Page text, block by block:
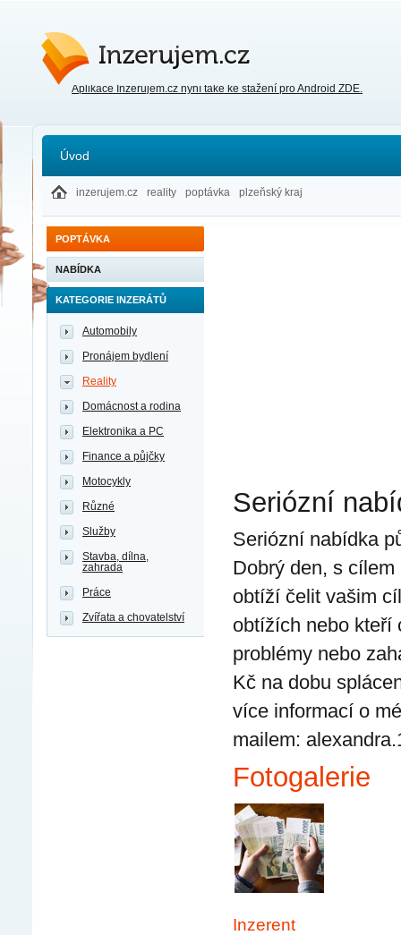
Inzerujem.cz
Aplikace Inzerujem.cz nyní také ke stažení pro Android ZDE.
Úvod
inzerujem.cz reality poptávka plzeňský kraj
Seriózní
Seriózní nabídka
Dobrý den, s
obtíží čelit vašim
obtížích nebo kteří
problémy nebo
Kč na dobu
více informací o
mailem:
Fotogalerie
Inzerent
POPTÁVKA
NABÍDKA
KATEGORIE INZERÁTŮ
Automobily
Pronájem bydlení
Reality
Domácnost a rodina
Elektronika a PC
Finance a půjčky
Motocykly
Různé
Služby
Stavba, dílna,
zahrada
Práce
Zvířata a chovatelství